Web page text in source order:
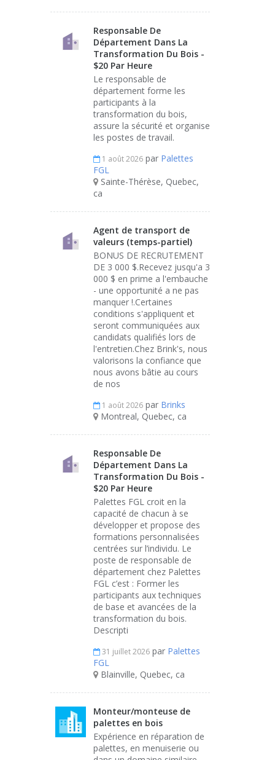
Responsable De
Département Dans La
Transformation Du Bois -
$20 Par Heure
Le responsable de
département forme les
participants à la
transformation du bois,
assure la sécurité et organise
les postes de travail.
1 août 2026 par Palettes
FGL
Sainte-Thérèse, Quebec,
ca
Agent de transport de
valeurs (temps-partiel)
BONUS DE RECRUTEMENT
DE 3 000 $.Recevez jusqu'a 3
000 $ en prime a l'embauche
- une opportunité a ne pas
manquer !.Certaines
conditions s'appliquent et
seront communiquées aux
candidats qualifiés lors de
l'entretien.Chez Brink's, nous
valorisons la confiance que
nous avons bâtie au cours
de nos
1 août 2026 par Brinks
Montreal, Quebec, ca
Responsable De
Département Dans La
Transformation Du Bois -
$20 Par Heure
Palettes FGL croit en la
capacité de chacun à se
développer et propose des
formations personnalisées
centrées sur l’individu. Le
poste de responsable de
département chez Palettes
FGL c’est : Former les
participants aux techniques
de base et avancées de la
transformation du bois.
Descripti
31 juillet 2026 par Palettes
FGL
Blainville, Quebec, ca
Monteur/monteuse de
palettes en bois
Expérience en réparation de
palettes, en menuiserie ou